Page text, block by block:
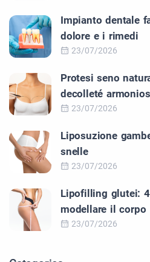
Impianto dentale
dolore e i rimedi
23/07/2026
Protesi seno
decolleté
23/07/2026
Liposuzione
snelle
23/07/2026
Lipofilling glutei:
modellare il corpo
23/07/2026